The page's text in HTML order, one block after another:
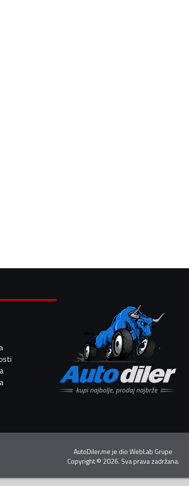
AutoDiler.me je dioWebLab Grupe
Copyright© 2026. Sva prava zadržana.